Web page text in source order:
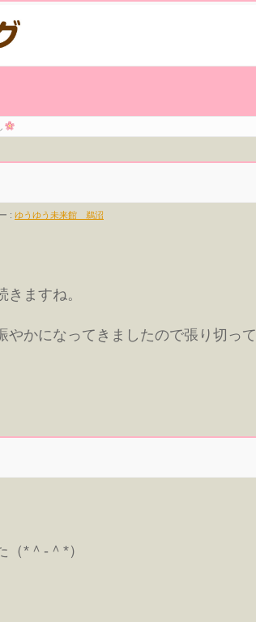
: ゆうゆう未来館 鵜沼
ますね。
かになってきましたので張り切って
*＾-＾*）